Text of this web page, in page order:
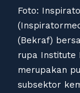
Foto:
(Bekraf)
rupa Institute
merupakan
subsektor